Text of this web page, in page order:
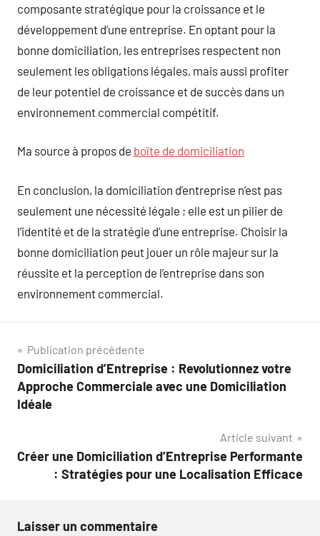
composante stratégique pour la croissance et le
développement d’une entreprise. En optant pour la
bonne domiciliation, les entreprises respectent non
seulement les obligations légales, mais aussi profiter
de leur potentiel de croissance et de succès dans un
environnement commercial compétitif.
Ma source à propos de boîte de domiciliation
En conclusion, la domiciliation d’entreprise n’est pas
seulement une nécessité légale ; elle est un pilier de
l’identité et de la stratégie d’une entreprise. Choisir la
bonne domiciliation peut jouer un rôle majeur sur la
réussite et la perception de l’entreprise dans son
environnement commercial.
Navigation
de
l’article
Publication précédente
Domiciliation d’Entreprise : Revolutionnez votre
Approche Commerciale avec une Domiciliation
Idéale
Article suivant
Créer une Domiciliation d’Entreprise Performante
: Stratégies pour une Localisation Efficace
Laisser un commentaire